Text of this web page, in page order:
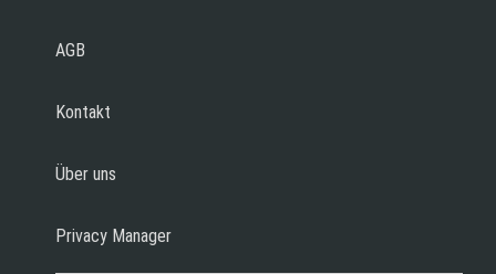
AGB
Kontakt
Über uns
Privacy Manager